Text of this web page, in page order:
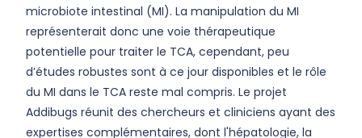
microbiote intestinal (MI). La manipulation du MI
représenterait donc une voie thérapeutique
potentielle pour traiter le TCA, cependant, peu
d’études robustes sont à ce jour disponibles et le rôle
du MI dans le TCA reste mal compris. Le projet
Addibugs réunit des chercheurs et cliniciens ayant des
expertises complémentaires, dont l'hépatologie, la